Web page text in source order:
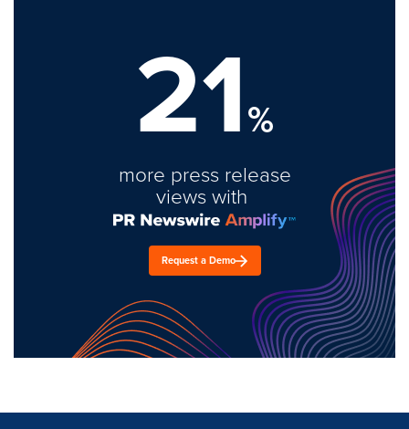
21%
more press release
views with
Request a Demo